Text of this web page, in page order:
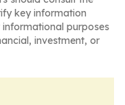
key information
purposes
investment, or